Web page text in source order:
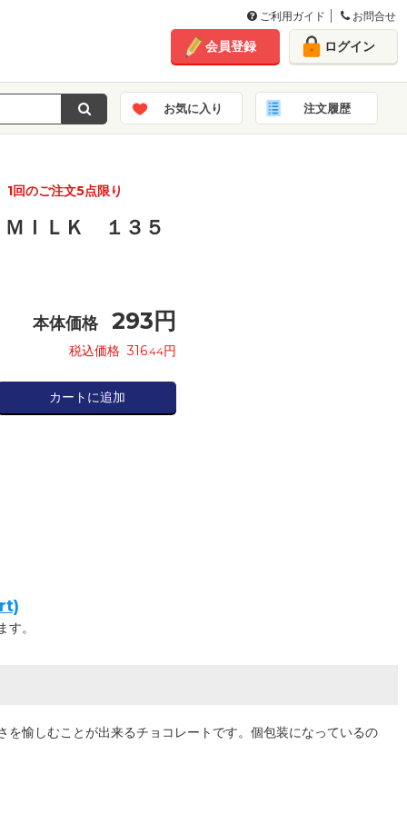
ご利用ガイド お問合せ
会員登録 ログイン
お気に入り 注文履歴
1回のご注文5点限り
ＩＬＫ １３５
本体価格 293 円
税込価格316.44円
カートに追加
。
愉しむことが出来るチョコレートです。個包装になっているの